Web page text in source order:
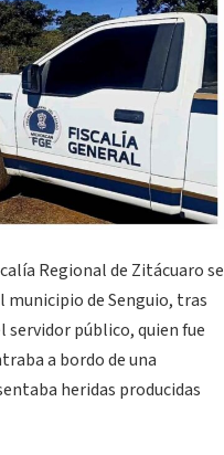
Regional de Zitácuaro se
de Senguio, tras
público, quien fue
a bordo de una
heridas producidas